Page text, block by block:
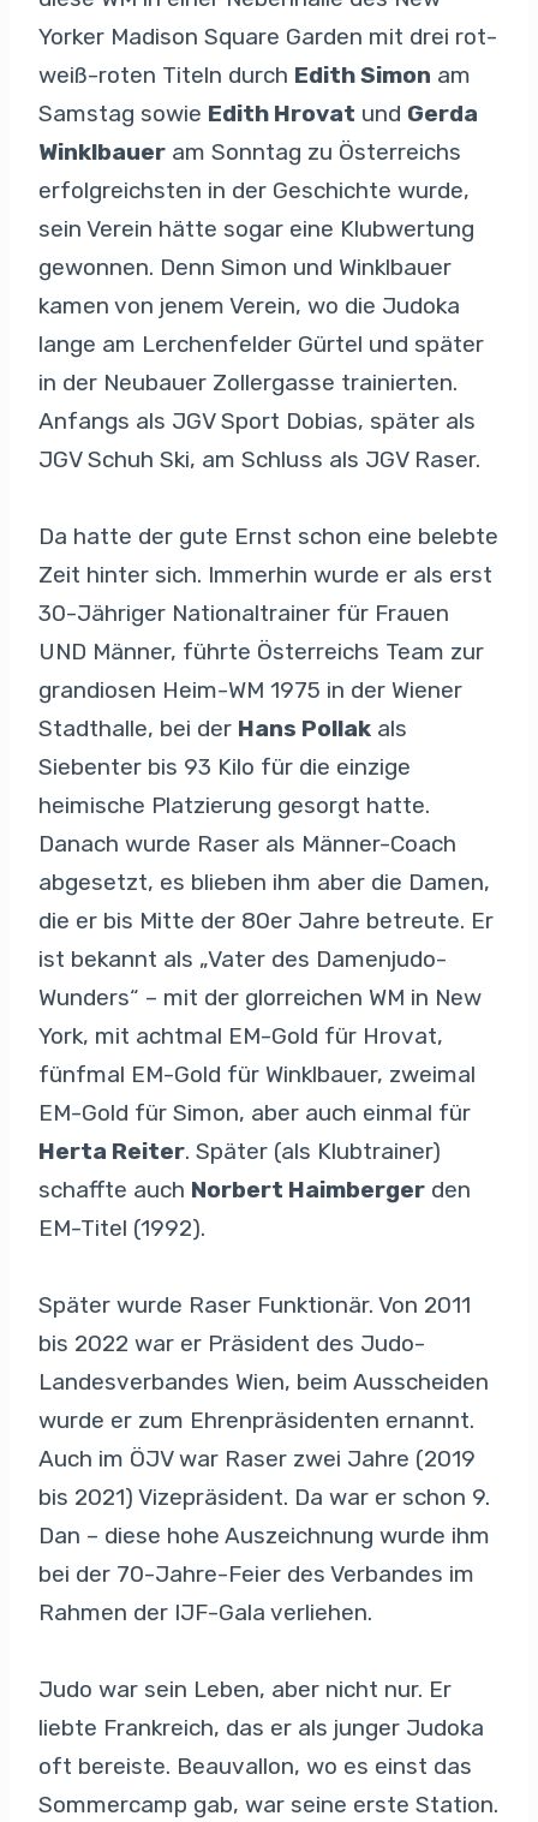
Yorker Madison Square Garden mit drei rot-
weiß-roten Titeln durch Edith Simon am
Samstag sowie Edith Hrovat und Gerda
Winklbauer am Sonntag zu Österreichs
erfolgreichsten in der Geschichte wurde,
sein Verein hätte sogar eine Klubwertung
gewonnen. Denn Simon und Winklbauer
kamen von jenem Verein, wo die Judoka
lange am Lerchenfelder Gürtel und später
in der Neubauer Zollergasse trainierten.
Anfangs als JGV Sport Dobias, später als
JGV Schuh Ski, am Schluss als JGV Raser.
Da hatte der gute Ernst schon eine belebte
Zeit hinter sich. Immerhin wurde er als erst
30-Jähriger Nationaltrainer für Frauen
UND Männer, führte Österreichs Team zur
grandiosen Heim-WM 1975 in der Wiener
Stadthalle, bei der Hans Pollak als
Siebenter bis 93 Kilo für die einzige
heimische Platzierung gesorgt hatte.
Danach wurde Raser als Männer-Coach
abgesetzt, es blieben ihm aber die Damen,
die er bis Mitte der 80er Jahre betreute. Er
ist bekannt als „Vater des Damenjudo-
Wunders“ – mit der glorreichen WM in New
York, mit achtmal EM-Gold für Hrovat,
fünfmal EM-Gold für Winklbauer, zweimal
EM-Gold für Simon, aber auch einmal für
Herta Reiter. Später (als Klubtrainer)
schaffte auch Norbert Haimberger den
EM-Titel (1992).
Später wurde Raser Funktionär. Von 2011
bis 2022 war er Präsident des Judo-
Landesverbandes Wien, beim Ausscheiden
wurde er zum Ehrenpräsidenten ernannt.
Auch im ÖJV war Raser zwei Jahre (2019
bis 2021) Vizepräsident. Da war er schon 9.
Dan – diese hohe Auszeichnung wurde ihm
bei der 70-Jahre-Feier des Verbandes im
Rahmen der IJF-Gala verliehen.
Judo war sein Leben, aber nicht nur. Er
liebte Frankreich, das er als junger Judoka
oft bereiste. Beauvallon, wo es einst das
Sommercamp gab, war seine erste Station.